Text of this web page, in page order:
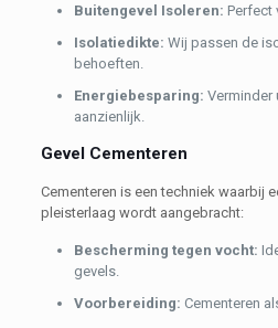
Buitengevel Isoleren: Perfect
Isolatiedikte: Wij passen de
behoeften.
Energiebesparing: Verminder
aanzienlijk.
Gevel Cementeren
Cementeren is een techniek waarbij
pleisterlaag wordt aangebracht:
Bescherming tegen vocht:
gevels.
Voorbereiding: Cementeren